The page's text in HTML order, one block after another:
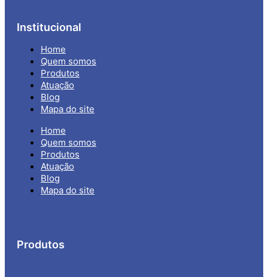
Institucional
Home
Quem somos
Produtos
Atuação
Blog
Mapa do site
Home
Quem somos
Produtos
Atuação
Blog
Mapa do site
Produtos